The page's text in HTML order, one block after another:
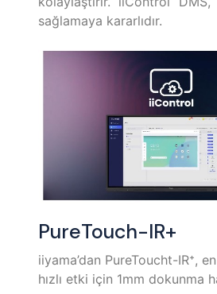
sağlamaya kararlıdır.
PureTouch-IR+
iiyama’dan PureToucht-IR⁺,
hızlı etki için 1mm dokunma